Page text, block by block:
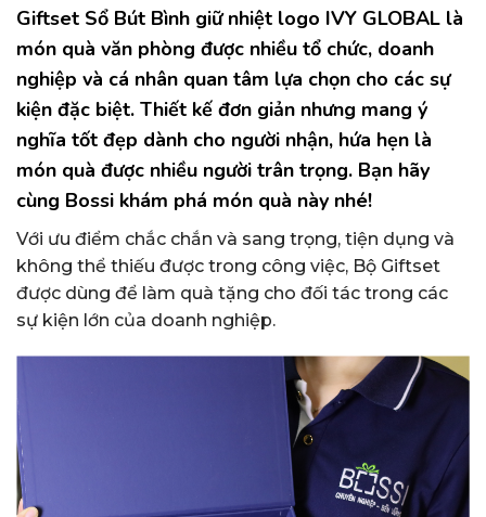
Giftset Sổ Bút Bình giữ nhiệt logo IVY GLOBAL là
món quà văn phòng được nhiều tổ chức, doanh
nghiệp và cá nhân quan tâm lựa chọn cho các sự
kiện đặc biệt. Thiết kế đơn giản nhưng mang ý
nghĩa tốt đẹp dành cho người nhận, hứa hẹn là
món quà được nhiều người trân trọng. Bạn hãy
cùng Bossi khám phá món quà này nhé!
Với ưu điểm chắc chắn và sang trọng, tiện dụng và
không thể thiếu được trong công việc, Bộ Giftset
được dùng để làm quà tặng cho đối tác trong các
sự kiện lớn của doanh nghiệp.